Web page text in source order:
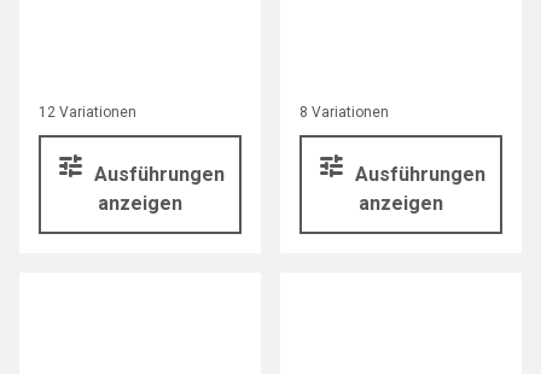
12 Variationen
Ausführungen
anzeigen
8 Variationen
Ausführungen
anzeigen